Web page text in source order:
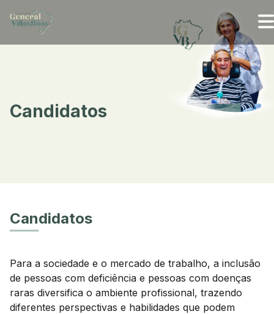
Candidatos
Candidatos
Para a sociedade e o mercado de trabalho, a inclusão
de pessoas com deficiência e pessoas com doenças
raras diversifica o ambiente profissional, trazendo
diferentes perspectivas e habilidades que podem